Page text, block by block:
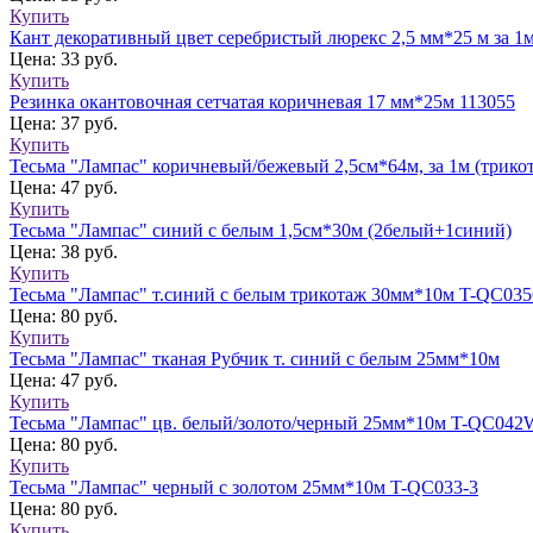
Купить
Кант декоративный цвет серебристый люрекс 2,5 мм*25 м за
Цена: 33 руб.
Купить
Резинка окантовочная сетчатая коричневая 17 мм*25м 113055
Цена: 37 руб.
Купить
Тесьма "Лампас" коричневый/бежевый 2,5см*64м, за 1м
Цена: 47 руб.
Купить
Тесьма "Лампас" синий с белым 1,5см*30м (2белый+1синий)
Цена: 38 руб.
Купить
Тесьма "Лампас" т.синий с белым трикотаж 30мм*10м T-
Цена: 80 руб.
Купить
Тесьма "Лампас" тканая Рубчик т. синий с белым 25мм*10м
Цена: 47 руб.
Купить
Тесьма "Лампас" цв. белый/золото/черный 25мм*10м T-
Цена: 80 руб.
Купить
Тесьма "Лампас" черный с золотом 25мм*10м T-QC033-3
Цена: 80 руб.